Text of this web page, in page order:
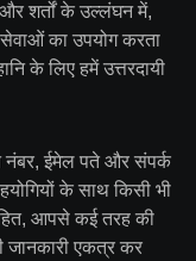
शर्तों के उल्लंघन में,
का उपयोग करता
के लिए हमें उत्तरदायी
नंबर, ईमेल पते और संपर्क
के साथ किसी भी
आपसे कई तरह की
एकत्र कर